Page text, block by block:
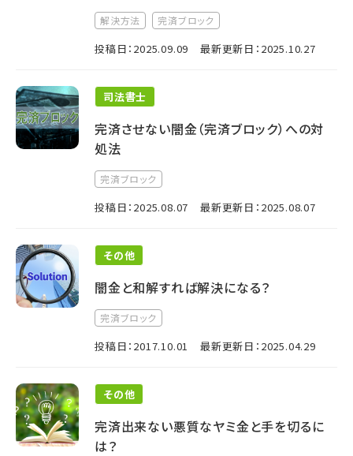
解決方法 完済ブロック
投稿日：2025.09.09 最新更新日：2025.10.27
司法書士
完済させない闇金（完済ブロック）への対
処法
完済ブロック
投稿日：2025.08.07 最新更新日：2025.08.07
その他
闇金と和解すれば解決になる？
完済ブロック
投稿日：2017.10.01 最新更新日：2025.04.29
その他
完済出来ない悪質なヤミ金と手を切るに
は？